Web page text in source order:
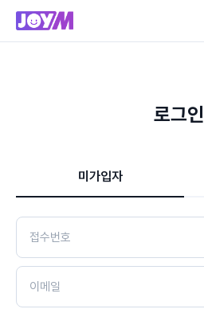
로그인
미가입자